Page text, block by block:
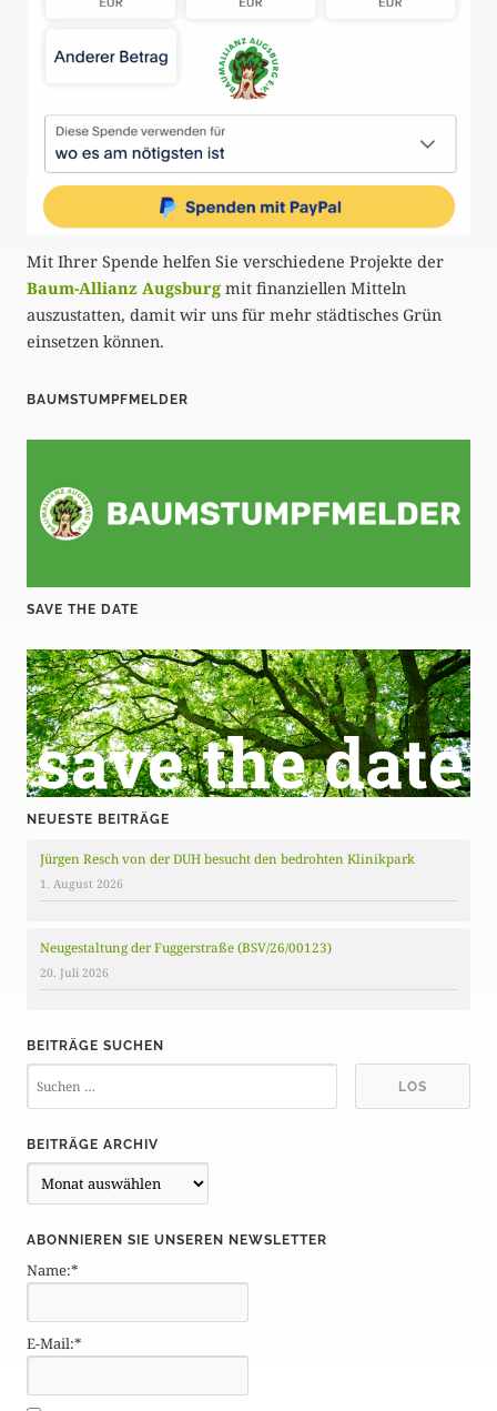
Mit Ihrer Spende helfen Sie verschiedene Projekte der
Baum-Allianz Augsburg mit finanziellen Mitteln
auszustatten, damit wir uns für mehr städtisches Grün
einsetzen können.
BAUMSTUMPFMELDER
SAVE THE DATE
NEUESTE BEITRÄGE
Jürgen Resch von der DUH besucht den bedrohten Klinikpark
1. August 2026
Neugestaltung der Fuggerstraße (BSV/26/00123)
20. Juli 2026
BEITRÄGE SUCHEN
BEITRÄGE ARCHIV
e
t
r
g
e
r
ABONNIEREN SIE UNSEREN NEWSLETTER
Name:*
E-Mail:*